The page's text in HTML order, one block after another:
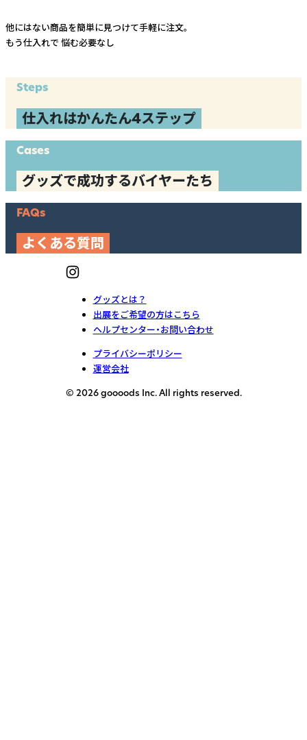
他にはない商品を簡単に見つけて手軽に注文。
もう仕入れで 悩む必要なし
Steps
仕入れはかんたん4ステップ
Cases
グッズで成功するバイヤーたち
FAQs
よくある質問
グッズとは？
出展をご希望の方はこちら
ヘルプセンター・お問い合わせ
プライバシーポリシー
運営会社
© 2026 goooods Inc. All rights reserved.